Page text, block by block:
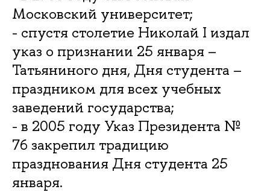
Московский университет;
- спустя столетие Николай I издал
указ о признании 25 января –
Татьяниного дня, Дня студента –
праздником для всех учебных
заведений государства;
- в 2005 году Указ Президента №
76 закрепил традицию
празднования Дня студента 25
января.